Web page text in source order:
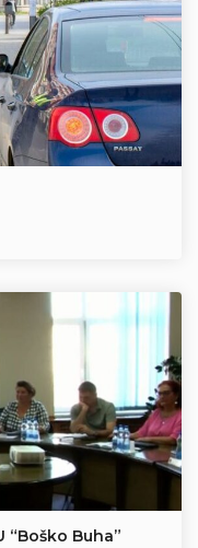
“Boško Buha”